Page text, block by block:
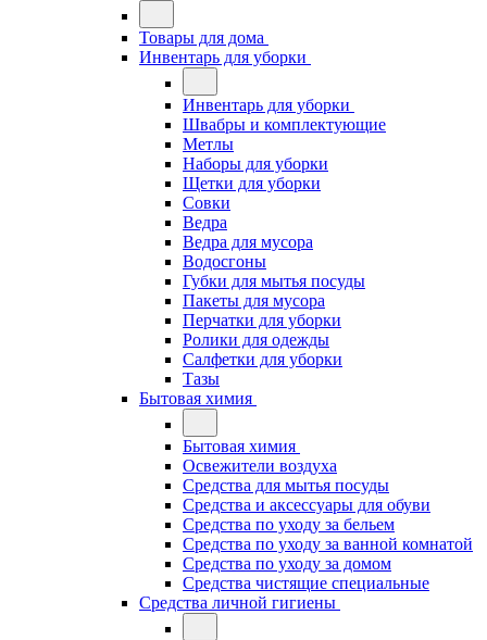
Товары для дома
Инвентарь для уборки
Инвентарь для уборки
Швабры и комплектующие
Метлы
Наборы для уборки
Щетки для уборки
Совки
Ведра
Ведра для мусора
Водосгоны
Губки для мытья посуды
Пакеты для мусора
Перчатки для уборки
Ролики для одежды
Салфетки для уборки
Тазы
Бытовая химия
Бытовая химия
Освежители воздуха
Средства для мытья посуды
Средства и аксессуары для обуви
Средства по уходу за бельем
Средства по уходу за ванной комнатой
Средства по уходу за домом
Средства чистящие специальные
Средства личной гигиены